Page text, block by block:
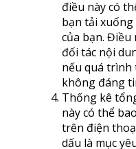
điều này có
bạn tải
của bạn. Điều
đối tác nội
nếu quá trình
không đáng
Thống kê
này có thể
trên điện
dấu là mục